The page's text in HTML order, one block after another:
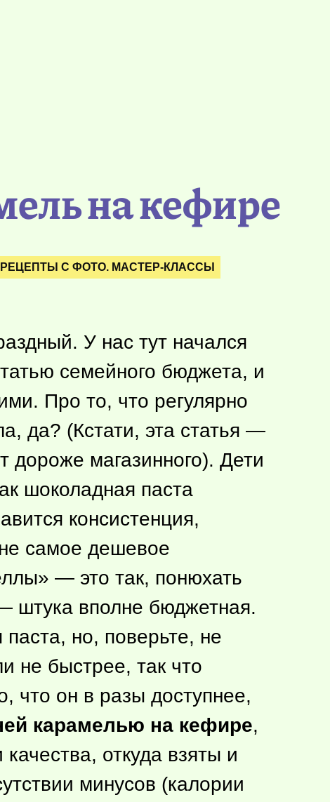
на кефире
РЕЦЕПТЫ С ФОТО. МАСТЕР-КЛАССЫ
У нас тут начался
семейного бюджета, и
Про то, что регулярно
да? (Кстати, эта статья —
магазинного). Дети
шоколадная паста
консистенция,
самое дешевое
— это так, понюхать
штука вполне бюджетная.
но, поверьте, не
не быстрее, так что
что он в разы доступнее,
карамелью на кефире,
откуда взяты и
минусов (калории